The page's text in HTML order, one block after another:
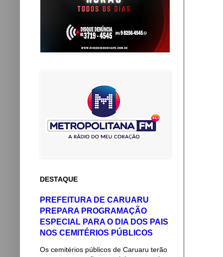
DESTAQUE
PREFEITURA DE CARUARU
PREPARA PROGRAMAÇÃO
ESPECIAL PARA O DIA DOS PAIS
NOS CEMITÉRIOS PÚBLICOS
Os cemitérios públicos de Caruaru terão